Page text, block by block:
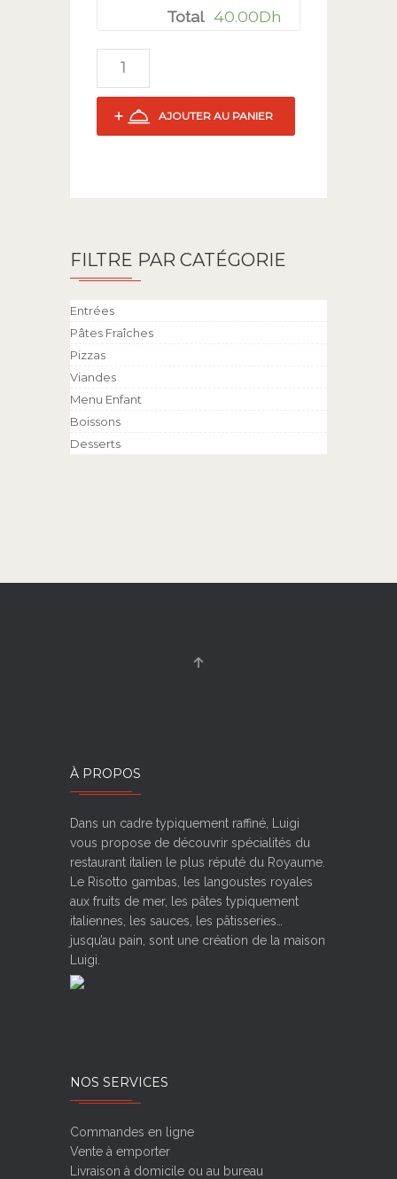
Total 40.00Dh
AJOUTER AU PANIER
FILTRE PAR CATÉGORIE
Entrées
Pâtes Fraîches
Pizzas
Viandes
Menu Enfant
Boissons
Desserts
À PROPOS
Dans un cadre typiquement raffiné, Luigi
vous propose de découvrir spécialités du
restaurant italien le plus réputé du Royaume.
Le Risotto gambas, les langoustes royales
aux fruits de mer, les pâtes typiquement
italiennes, les sauces, les pâtisseries…
jusqu’au pain, sont une création de la maison
Luigi.
NOS SERVICES
Commandes en ligne
Vente à emporter
Livraison à domicile ou au bureau